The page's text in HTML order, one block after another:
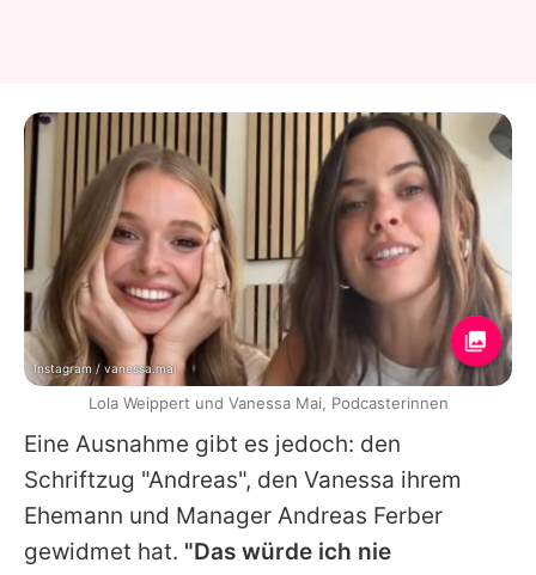
Eine Ausnahme gibt es jedoch: den
Schriftzug "Andreas", den Vanessa ihrem
Ehemann und Manager Andreas Ferber
gewidmet hat. "Das würde ich nie
Instagram / vanessa.mai
Lola Weippert und Vanessa Mai, Podcasterinnen